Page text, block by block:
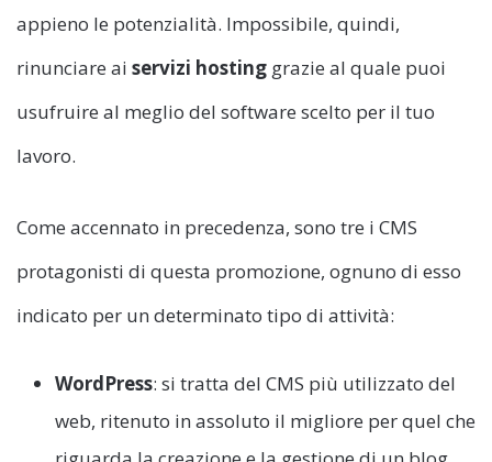
appieno le potenzialità. Impossibile, quindi,
rinunciare ai servizi hosting grazie al quale puoi
usufruire al meglio del software scelto per il tuo
lavoro.
Come accennato in precedenza, sono tre i CMS
protagonisti di questa promozione, ognuno di esso
indicato per un determinato tipo di attività:
WordPress: si tratta del CMS più utilizzato del
web, ritenuto in assoluto il migliore per quel che